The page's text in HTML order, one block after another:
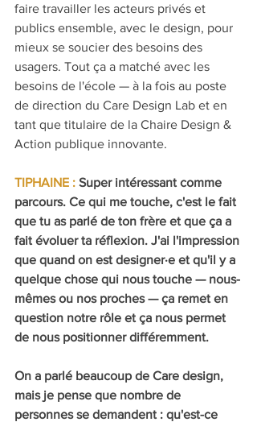
faire travailler les acteurs privés et
publics ensemble, avec le design, pour
mieux se soucier des besoins des
usagers. Tout ça a matché avec les
besoins de l'école — à la fois au poste
de direction du Care Design Lab et en
tant que titulaire de la Chaire Design &
Action publique innovante.
TIPHAINE : Super intéressant comme
parcours. Ce qui me touche, c'est le fait
que tu as parlé de ton frère et que ça a
fait évoluer ta réflexion. J'ai l'impression
que quand on est designer·e et qu'il y a
quelque chose qui nous touche — nous-
mêmes ou nos proches — ça remet en
question notre rôle et ça nous permet
de nous positionner différemment.
On a parlé beaucoup de Care design,
mais je pense que nombre de
personnes se demandent : qu'est-ce